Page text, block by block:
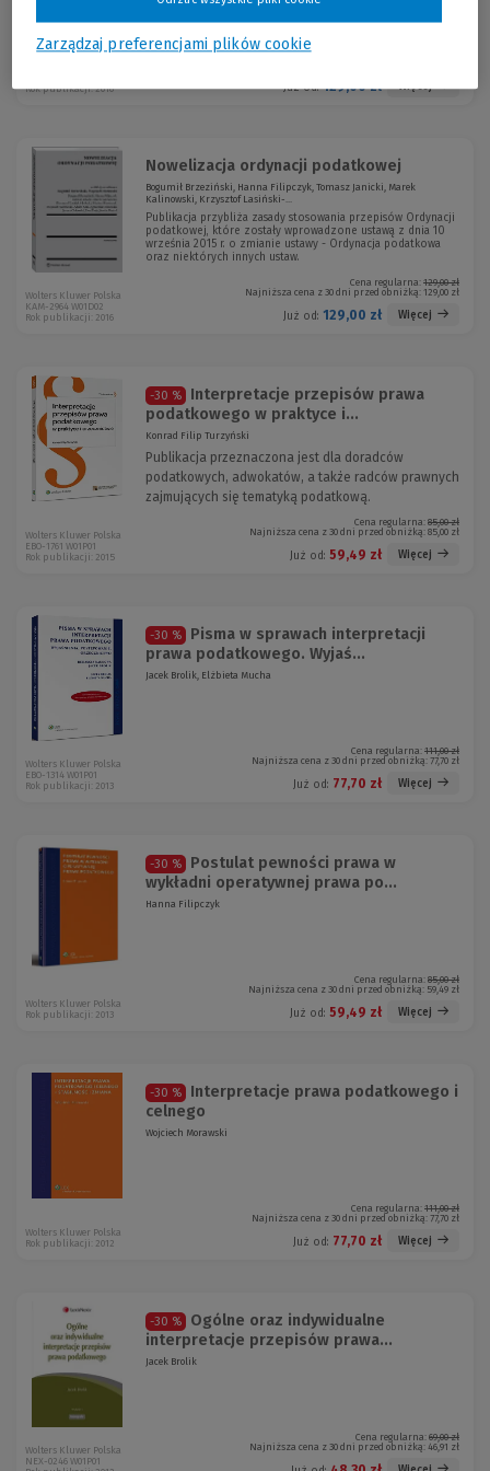
2016 r. generalnej klauzuli unikania opodatkowania.
Już od:129,00 zł Więcej
Rok publikacji: 2016
Nowelizacja ordynacji podatkowej
Bogumił Brzeziński, Hanna Filipczyk, Tomasz Janicki, Marek
Kalinowski, Krzysztof Lasiński-...
Publikacja przybliża zasady stosowania przepisów Ordynacji
podatkowej, które zostały wprowadzone ustawą z dnia 10
września 2015 r. o zmianie ustawy - Ordynacja podatkowa
oraz niektórych innych ustaw.
Cena regularna: 129,00 zł
Najniższa cena z 30 dni przed obniżką: 129,00 zł
Już od: 129,00 zł Więcej
Wolters Kluwer Polska
KAM-2964 W01D02
Rok publikacji: 2016
-30 %
Interpretacje przepisów prawa
podatkowego w praktyce i...
Konrad Filip Turzyński
Publikacja przeznaczona jest dla doradców
podatkowych, adwokatów, a także radców prawnych
zajmujących się tematyką podatkową.
Cena regularna: 85,00 zł
Najniższa cena z 30 dni przed obniżką: 85,00 zł
Już od: 59,49 zł Więcej
Wolters Kluwer Polska
EBO-1761 W01P01
Rok publikacji: 2015
-30 %
Pisma w sprawach interpretacji
prawa podatkowego. Wyjaś...
Jacek Brolik, Elżbieta Mucha
Cena regularna: 111,00 zł
Najniższa cena z 30 dni przed obniżką: 77,70 zł
Już od: 77,70 zł Więcej
Wolters Kluwer Polska
EBO-1314 W01P01
Rok publikacji: 2013
-30 %
Postulat pewności prawa w
wykładni operatywnej prawa po...
Hanna Filipczyk
Cena regularna: 85,00 zł
Najniższa cena z 30 dni przed obniżką: 59,49 zł
Już od: 59,49 zł Więcej
Wolters Kluwer Polska
Rok publikacji: 2013
-30 %
Interpretacje prawa podatkowego i
celnego
Wojciech Morawski
Cena regularna: 111,00 zł
Najniższa cena z 30 dni przed obniżką: 77,70 zł
Już od: 77,70 zł Więcej
Wolters Kluwer Polska
Rok publikacji: 2012
-30 %
Ogólne oraz indywidualne
interpretacje przepisów prawa...
Jacek Brolik
Cena regularna: 69,00 zł
Najniższa cena z 30 dni przed obniżką: 46,91 zł
Wolters Kluwer Polska
NEX-0246 W01P01
Zarządzaj preferencjami plików cookie